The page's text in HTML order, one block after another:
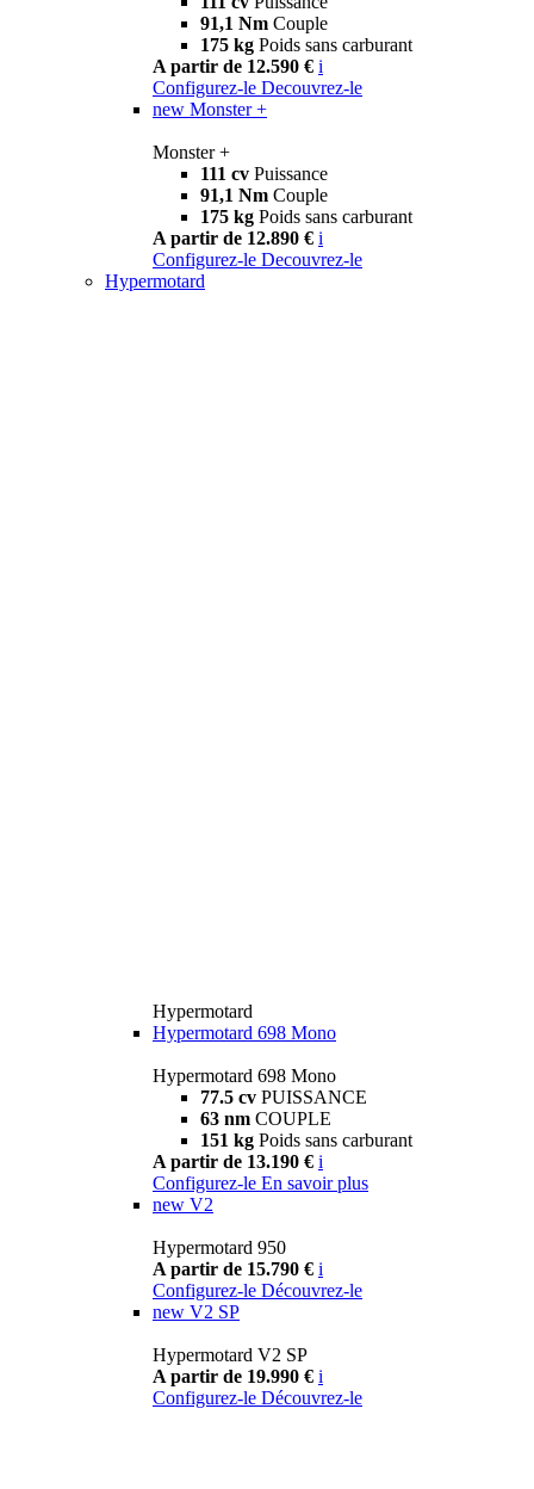
91,1 Nm Couple
175 kg Poids sans carburant
A partir de 12.590 € i
Configurez-le Decouvrez-le
new Monster +
Monster +
111 cv Puissance
91,1 Nm Couple
175 kg Poids sans carburant
A partir de 12.890 € i
Configurez-le Decouvrez-le
Hypermotard
Hypermotard
Hypermotard 698 Mono
Hypermotard 698 Mono
77.5 cv PUISSANCE
63 nm COUPLE
151 kg Poids sans carburant
A partir de 13.190 € i
Configurez-le En savoir plus
new V2
Hypermotard 950
A partir de 15.790 € i
Configurez-le Découvrez-le
new V2 SP
Hypermotard V2 SP
A partir de 19.990 € i
Configurez-le Découvrez-le